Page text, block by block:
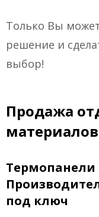
Только Вы
решение и
выбор!
Продажа
Термопанели
под ключ